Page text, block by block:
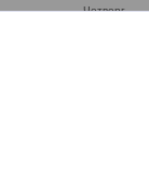
Четверг